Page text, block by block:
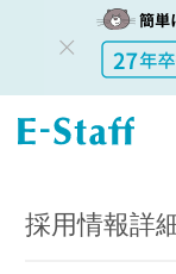
教員採用情
報のイー・
英語 中高の非常勤講師
採用情報詳